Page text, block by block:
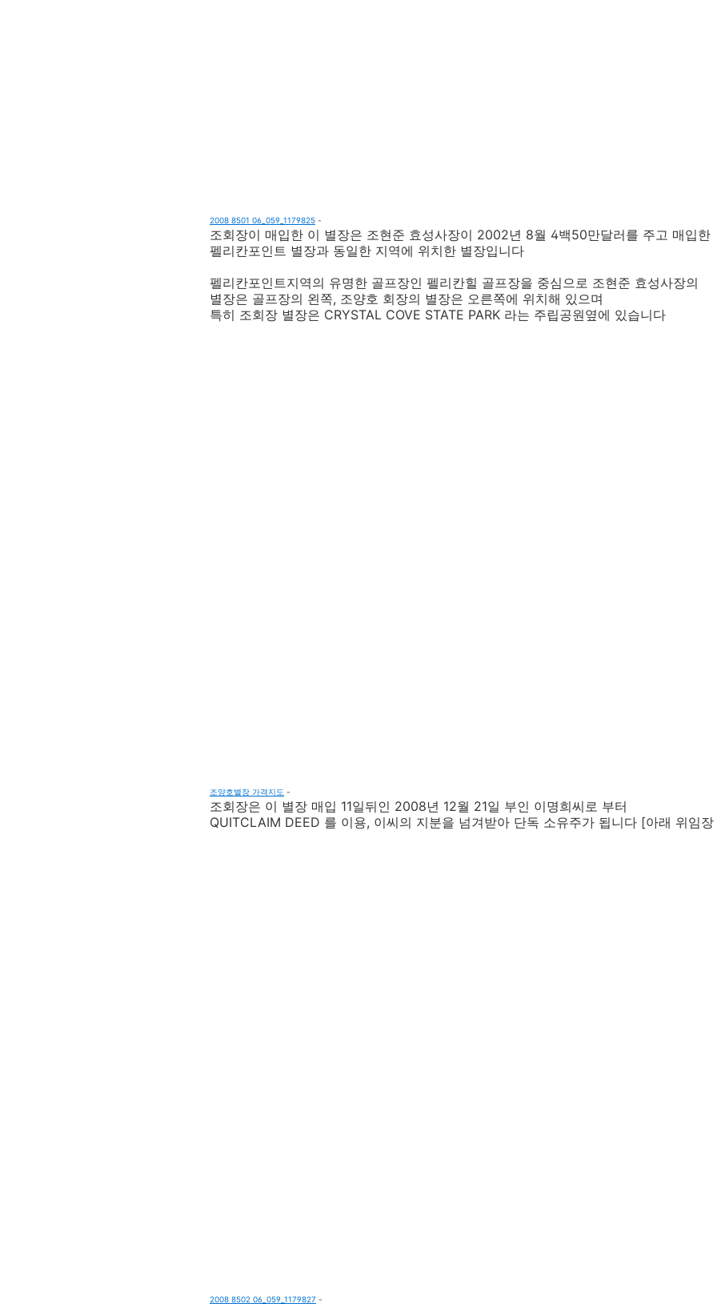
2008 8501 06_059_1179825 -
조회장이 매입한 이 별장은 조현준 효성사장이 2002년 8월 4백50만달러를 주고 매입한
펠리칸포인트 별장과 동일한 지역에 위치한 별장입니다
펠리칸포인트지역의 유명한 골프장인 펠리칸힐 골프장을 중심으로 조현준 효성사장의
별장은 골프장의 왼쪽, 조양호 회장의 별장은 오른쪽에 위치해 있으며
특히 조회장 별장은 CRYSTAL COVE STATE PARK 라는 주립공원옆에 있습니다
조양호별장 가격지도 -
조회장은 이 별장 매입 11일뒤인 2008년 12월 21일 부인 이명희씨로 부터
QUITCLAIM DEED 를 이용, 이씨의 지분을 넘겨받아 단독 소유주가 됩니다 [아래 위임
2008 8502 06_059_1179827 -